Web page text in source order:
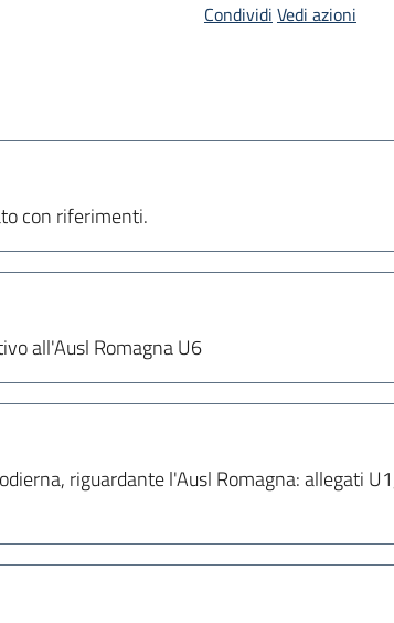
Condividi Vedi azioni
con riferimenti.
all'Ausl Romagna U6
riguardante l'Ausl Romagna: allegati